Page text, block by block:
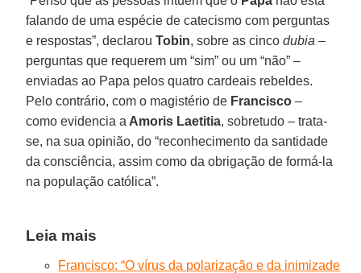
falando de uma espécie de catecismo com perguntas
e respostas”, declarouTobin, sobre as cincodubia –
perguntas que requerem um “sim” ou um “não” –
enviadas ao Papa pelos quatro cardeais rebeldes.
Pelo contrário, com o magistério de Francisco –
como evidencia a Amoris Laetitia, sobretudo – trata-
se, na sua opinião, do “reconhecimento da santidade
da consciência, assim como da obrigação de formá-la
na população católica”.
Leia mais
Francisco: “O vírus da polarização e da inimizade